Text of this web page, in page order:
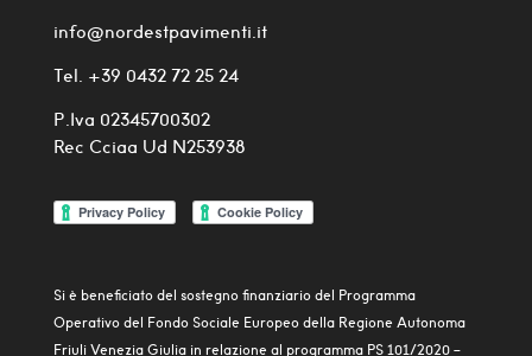
info@nordestpavimenti.it
Tel. +39 0432 72 25 24
P.Iva 02345700302
Rec Cciaa Ud N253938
Si è beneficiato del sostegno finanziario del Programma
Operativo del Fondo Sociale Europeo della Regione Autonoma
Friuli Venezia Giulia in relazione al programma PS 101/2020 –